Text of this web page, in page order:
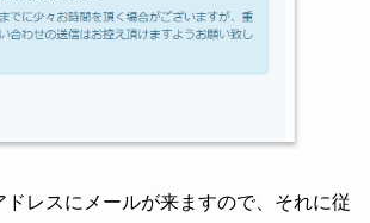
ドレスにメールが来ますので、それに従